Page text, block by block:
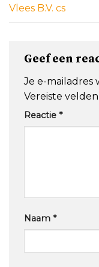
Vlees B.V. cs
Geef een
Je e-
Vereiste
Reactie *
Naam *